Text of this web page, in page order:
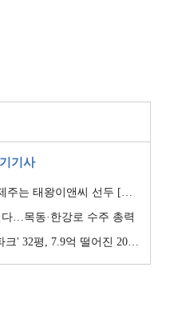
기사
선두 [이 지역 분양왕-강원·제주]
…목동·한강로 수주 총력
떨어진 20.4억원에 거래 [일일 하락가]